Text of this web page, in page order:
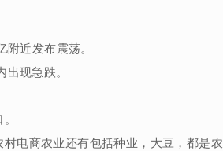
近发布震荡。
现急跌。
电商农业还有包括种业，大豆，都是农